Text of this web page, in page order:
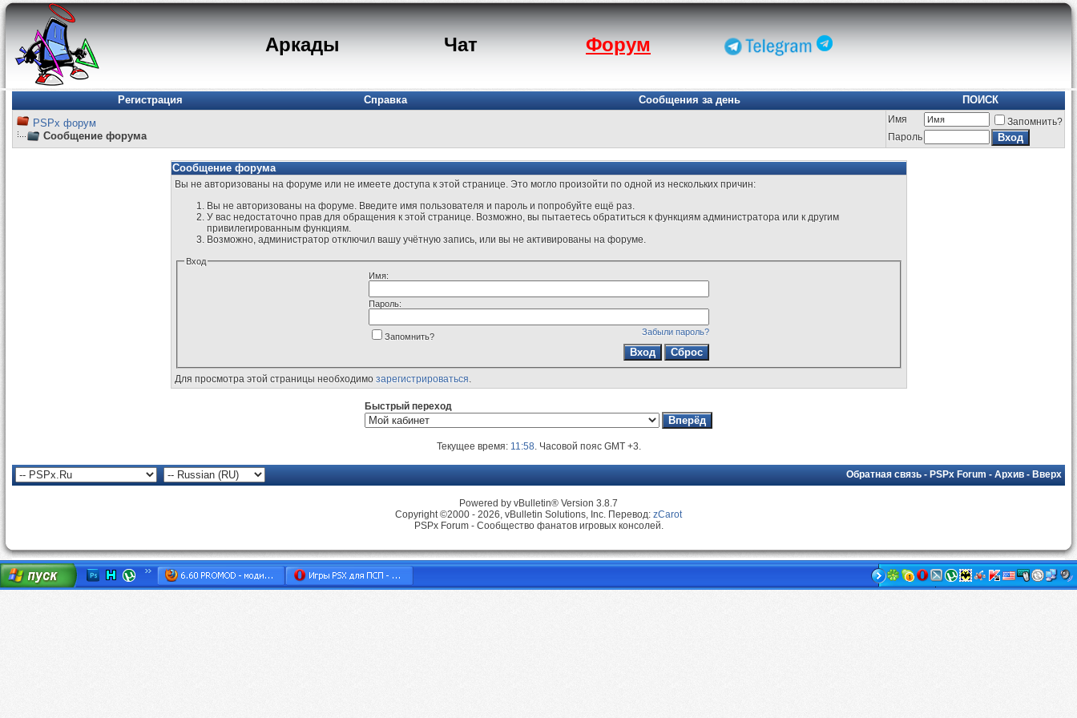
Аркады Чат Форум
Регистрация Справка Сообщения за день
ПОИСК
PSPx форум
Сообщение форума
Имя
Запомнить?
Пароль
Сообщение форума
Вы не авторизованы на форуме или не имеете доступа к этой странице. Это могло произойти по одной из нескольких причин:
Вы не авторизованы на форуме. Введите имя пользователя и пароль и попробуйте ещё раз.
У вас недостаточно прав для обращения к этой странице. Возможно, вы пытаетесь обратиться к функциям администратора или к другим
привилегированным функциям.
Возможно, администратор отключил вашу учётную запись, или вы не активированы на форуме.
Вход
Имя:
Пароль:
Забыли пароль?
Запомнить?
Для просмотра этой страницы необходимо зарегистрироваться.
Быстрый переход
Текущее время: 11:58. Часовой пояс GMT +3.
Обратная связь - PSPx Forum - Архив - Вверх
Powered by vBulletin® Version 3.8.7
Copyright ©2000 - 2026, vBulletin Solutions, Inc. Перевод: zCarot
PSPx Forum - Сообщество фанатов игровых консолей.